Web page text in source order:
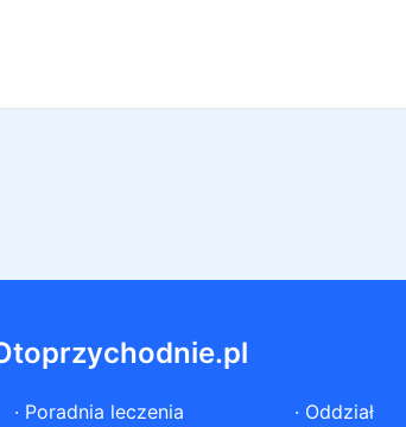
· Poradnia leczenia
· Oddział